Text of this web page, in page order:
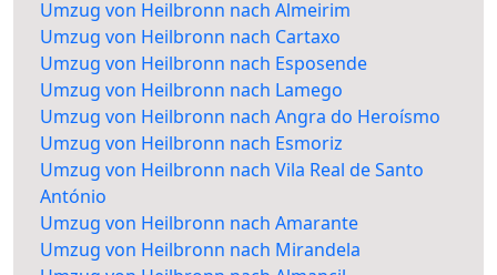
Umzug von Heilbronn nach Almeirim
Umzug von Heilbronn nach Cartaxo
Umzug von Heilbronn nach Esposende
Umzug von Heilbronn nach Lamego
Umzug von Heilbronn nach Angra do Heroísmo
Umzug von Heilbronn nach Esmoriz
Umzug von Heilbronn nach Vila Real de Santo
António
Umzug von Heilbronn nach Amarante
Umzug von Heilbronn nach Mirandela